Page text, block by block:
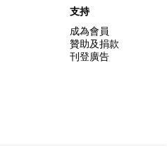
支持
成為會員
贊助及捐款
刊登廣告